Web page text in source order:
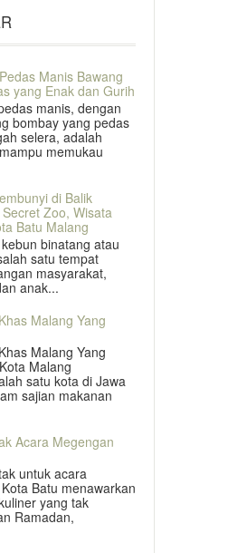
Manis Bawang
yang Enak dan Gurih
manis, dengan
bombay yang pedas
selera, adalah
memukau
di Balik
Zoo, Wisata
Batu Malang
binatang atau
satu tempat
masyarakat,
anak...
Malang Yang
Malang Yang
Malang
satu kota di Jawa
sajian makanan
Acara Megengan
untuk acara
Batu menawarkan
yang tak
Ramadan,